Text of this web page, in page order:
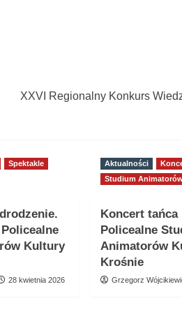
XXVI Regionalny Konkurs
Spektakle
Kultury
28 kwietnia 2026
Aktualności
Studium
Koncert tańca
Policealne
Animatorów
Krośnie
Grzegorz